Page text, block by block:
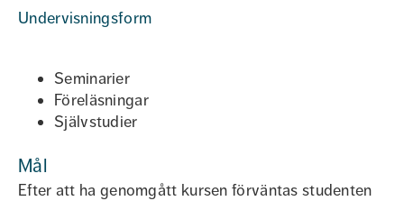
Undervisningsform
Seminarier
Föreläsningar
Självstudier
Mål
Efter att ha genomgått kursen förväntas studenten